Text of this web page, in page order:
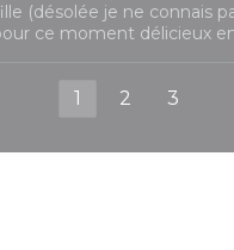
(désolée je ne connais
ce moment délicieux
1 2 3